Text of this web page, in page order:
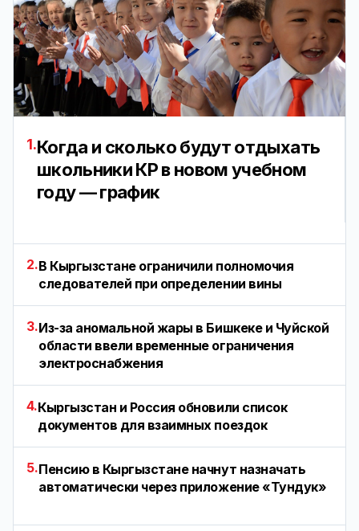
1.Когда и сколько будут отдыхать
школьники КР в новом учебном
году — график
2.В Кыргызстане ограничили полномочия
следователей при определении вины
3.Из-за аномальной жары в Бишкеке и Чуйской
области ввели временные ограничения
электроснабжения
4.Кыргызстан и Россия обновили список
документов для взаимных поездок
5.Пенсию в Кыргызстане начнут назначать
автоматически через приложение «Тундук»